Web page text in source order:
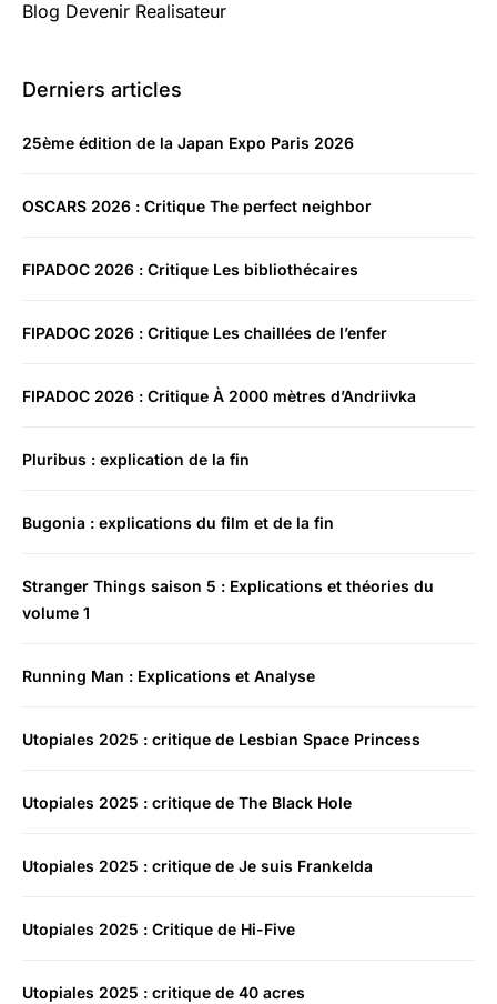
Blog Devenir Realisateur
Derniers articles
25ème édition de la Japan Expo Paris 2026
OSCARS 2026 : Critique The perfect neighbor
FIPADOC 2026 : Critique Les bibliothécaires
FIPADOC 2026 : Critique Les chaillées de l’enfer
FIPADOC 2026 : Critique À 2000 mètres d’Andriivka
Pluribus : explication de la fin
Bugonia : explications du film et de la fin
Stranger Things saison 5 : Explications et théories du
volume 1
Running Man : Explications et Analyse
Utopiales 2025 : critique de Lesbian Space Princess
Utopiales 2025 : critique de The Black Hole
Utopiales 2025 : critique de Je suis Frankelda
Utopiales 2025 : Critique de Hi-Five
Utopiales 2025 : critique de 40 acres